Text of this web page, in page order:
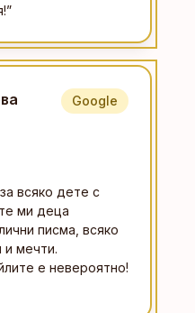
”
Google
всяко дете с
ми деца
писма, всяко
и мечти.
е невероятно!